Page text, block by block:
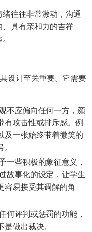
往往非常激动，沟通
具有亲和力的吉祥
设计至关重要。它需要
不应偏向任何一方，颜
有攻击性或排斥感。例
及一张始终带着微笑的
一些积极的象征意义，
故事化的设定，让学生
容易接受其调解的角
何评判或惩罚的功能，
做出裁决。